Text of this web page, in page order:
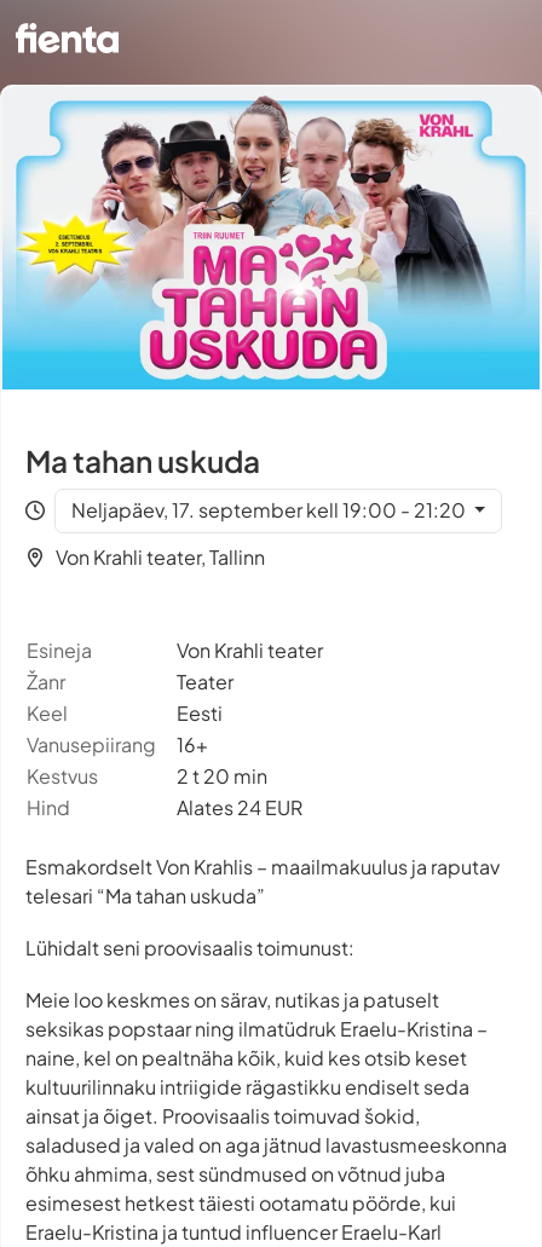
Ma tahan uskuda
Neljapäev, 17. september kell 19:00 - 21:20
Von Krahli teater, Tallinn
Esineja
Von Krahli teater
Žanr
Teater
Keel
Eesti
Vanusepiirang
16+
Kestvus
2 t 20 min
Hind
Alates 24 EUR
Esmakordselt Von Krahlis – maailmakuulus ja raputav
telesari “Ma tahan uskuda”
Lühidalt seni proovisaalis toimunust:
Meie loo keskmes on särav, nutikas ja patuselt
seksikas popstaar ning ilmatüdruk Eraelu-Kristina –
naine, kel on pealtnäha kõik, kuid kes otsib keset
kultuurilinnaku intriigide rägastikku endiselt seda
ainsat ja õiget. Proovisaalis toimuvad šokid,
saladused ja valed on aga jätnud lavastusmeeskonna
õhku ahmima, sest sündmused on võtnud juba
esimesest hetkest täiesti ootamatu pöörde, kui
Eraelu-Kristina ja tuntud influencer Eraelu-Karl